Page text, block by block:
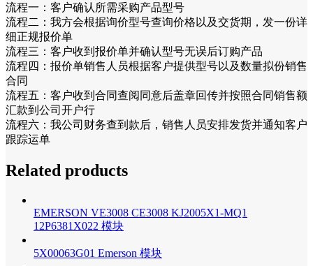
流程一：客户确认所需采购产品型号
流程二：我方会根据询价型号查询价格以及交货期，发一份详
细正规报价单
流程三：客户收到报价单并确认型号无误后订购产品
流程四：报价单销售人员根据客户提供型号以及数量拟份销售
合同
流程五：客户收到合同查阅同意后盖章回传并按照合同销售额
汇款到公司开户行
流程六：我公司财务查到款后，销售人员安排发货并通知客户
跟踪运单
Related products
EMERSON VE3008 CE3008 KJ2005X1-MQ1
12P6381X022 模块
5X00063G01 Emerson 模块